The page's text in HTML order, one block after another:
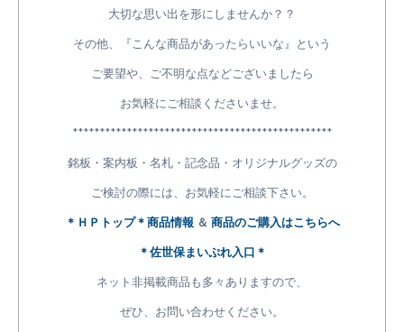
大切な思い出を形にしませんか？？
その他、『こんな商品があったらいいな』という
ご要望や、ご不明な点などございましたら
お気軽にご相談くださいませ。
************************************************
銘板・案内板・名札・記念品・オリジナルグッズの
ご検討の際には、お気軽にご相談下さい。
＊ＨＰトップ＊商品情報 ＆ 商品のご購入はこちらへ
＊佐世保まいぷれ入口＊
ネット非掲載商品も多々ありますので、
ぜひ、お問い合わせください。